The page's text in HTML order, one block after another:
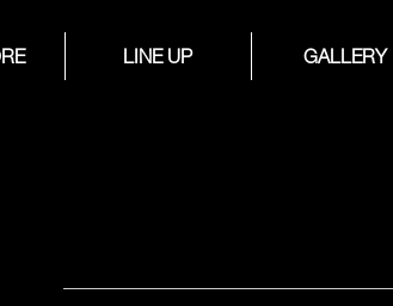
LINE UP GALLERY